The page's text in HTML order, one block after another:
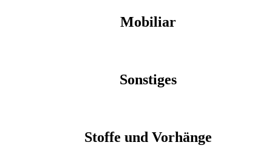
Mobiliar
Sonstiges
Stoffe und Vorhänge